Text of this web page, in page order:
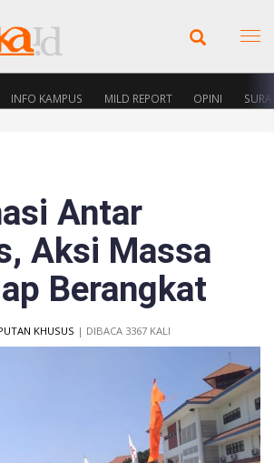
INFO KAMPUS MILD REPORT OPINI
Antar
Aksi Massa
Berangkat
KHUSUS | DIBACA 3367 KALI